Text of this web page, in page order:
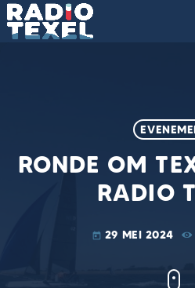
RONDE OM
RADIO
today 29 MEI 2024